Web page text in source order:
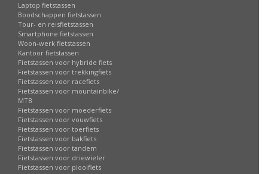
Laptop fietstassen
Boodschappen fietstassen
Tour- en reisfietstassen
Smartphone fietstassen
Woon-werk fietstassen
Kantoor fietstassen
Fietstassen voor hybride fiets
Fietstassen voor trekkingfiets
Fietstassen voor racefiets
Fietstassen voor mountainbike/
MTB
Fietstassen voor moederfiets
Fietstassen voor vouwfiets
Fietstassen voor toerfiets
Fietstassen voor bakfiets
Fietstassen voor tandem
Fietstassen voor driewieler
Fietstassen voor plooifiets